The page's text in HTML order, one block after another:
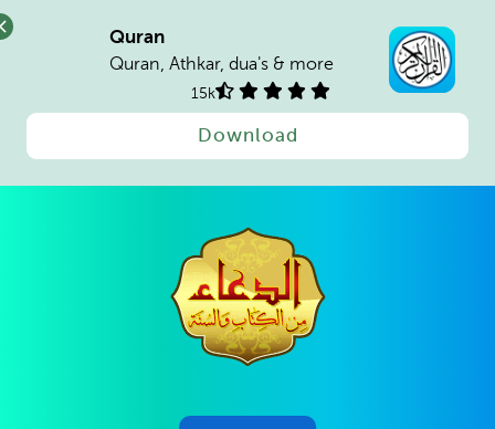
Quran
Quran, Athkar, dua's & more
15k
Download